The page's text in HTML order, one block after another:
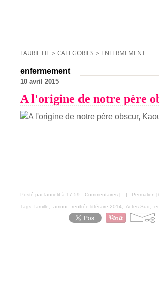
LAURIE LIT > CATEGORIES > ENFERMEMENT
enfermement
10 avril 2015
A l'origine de notre père
Posté par laurielit à 17:59 - Commentaires [ ] - Permalien [
Tags: famille amour, rentrée littéraire 2014 Actes Sud